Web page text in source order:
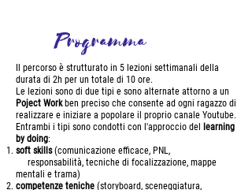
Programma
Il percorso è strutturato in 5 lezioni settimanali della
durata di 2h per un totale di 10 ore.
Le lezioni sono di due tipi e sono alternate attorno a un
Poject Workben preciso che consente ad ogni ragazzo di
realizzare e iniziare a popolare il proprio canale Youtube.
Entrambi i tipi sono condotti con l'approccio del learning
by doing:
soft skills(comunicazione efficace, PNL,
responsabilità, tecniche di focalizzazione, mappe
mentali e trama)
competenze teniche (storyboard, sceneggiatura,